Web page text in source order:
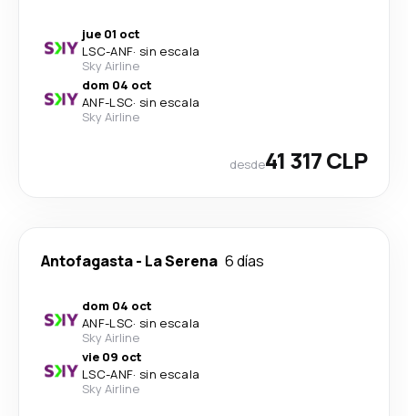
jue 01 oct
LSC-ANF· sin escala
Sky Airline
dom 04 oct
ANF-LSC· sin escala
Sky Airline
desde41 317 CLP
Antofagasta- La Serena 6 días
dom 04 oct
ANF-LSC· sin escala
Sky Airline
vie 09 oct
LSC-ANF· sin escala
Sky Airline